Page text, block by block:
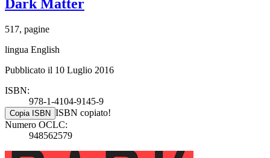
Dark Matter
517, pagine
lingua English
Pubblicato il 10 Luglio 2016
ISBN:
978-1-4104-9145-9
Copia ISBN ISBN copiato!
Numero OCLC:
948562579